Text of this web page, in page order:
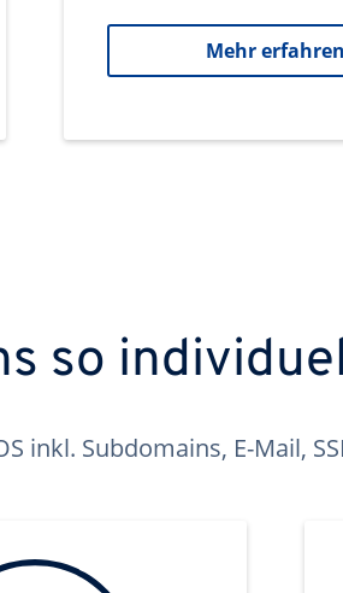
Mehr erfahren
so
inkl. Subdomains, E-Mail,